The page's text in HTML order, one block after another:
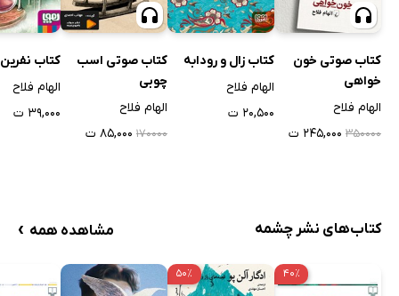
کتاب صوتی خون
خواهی
الهام فلاح
۳۵۰۰۰۰ ۲۴۵,۰۰۰ ت
کتاب زال و رودابه
الهام فلاح
۲۰,۵۰۰ ت
کتاب صوتی اسب
چوبی
الهام فلاح
۱۷۰۰۰۰ ۸۵,۰۰۰ ت
کتاب
الهام فلاح
۳۹,۰۰۰ ت
کتاب‌های نشر چشمه مشاهده همه ›
۴۰٪ ۵۰٪